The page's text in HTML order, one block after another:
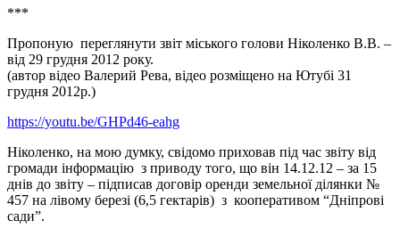
***
Пропоную переглянути звіт міського голови Ніколенко В.В. –
від 29 грудня 2012 року.
(автор відео Валерий Рева, відео розміщено на Ютубі 31
грудня 2012р.)
https://youtu.be/GHPd46-eahg
Ніколенко, на мою думку, свідомо приховав під час звіту від
громади інформацію з приводу того, що він 14.12.12 – за 15
днів до звіту – підписав договір оренди земельної ділянки №
457 на лівому березі (6,5 гектарів) з кооперативом “Дніпрові
сади”.